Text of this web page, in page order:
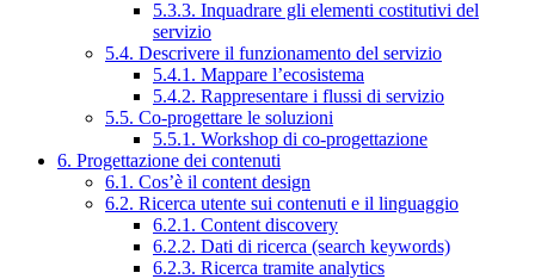
5.3.3. Inquadrare gli elementi costitutivi del
servizio
5.4. Descrivere il funzionamento del servizio
5.4.1. Mappare l’ecosistema
5.4.2. Rappresentare i flussi di servizio
5.5. Co-progettare le soluzioni
5.5.1. Workshop di co-progettazione
6. Progettazione dei contenuti
6.1. Cos’è il content design
6.2. Ricerca utente sui contenuti e il linguaggio
6.2.1. Content discovery
6.2.2. Dati di ricerca (search keywords)
6.2.3. Ricerca tramite analytics